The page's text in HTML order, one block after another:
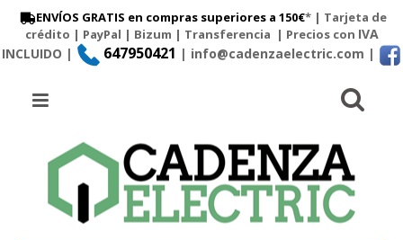
ENVÍOS GRATIS en compras superiores a 150€* | Tarjeta de
crédito | PayPal | Bizum | Transferencia | Precios con IVA
INCLUIDO |
647950421 | info@cadenzaelectric.com |
Menú